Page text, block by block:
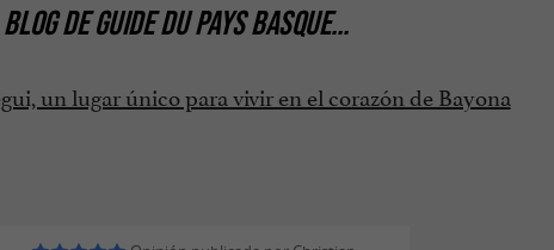
DE GUIDE DU PAYS BASQUE...
un lugar único para vivir en el corazón de Bayona